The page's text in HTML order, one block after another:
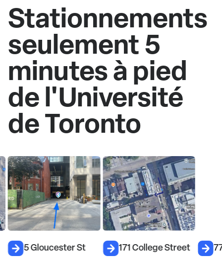
Stationnements
seulement 5
minutes à pied
de l'Université
de Toronto
5 Gloucester St 171 College Street